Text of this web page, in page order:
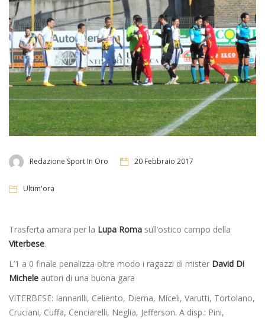
Redazione Sport In Oro 20 Febbraio 2017
Ultim'ora
Trasferta amara per la Lupa Roma sull’ostico campo della
Viterbese.
L’1 a 0 finale penalizza oltre modo i ragazzi di mister David Di
Michele autori di una buona gara
VITERBESE: Iannarilli, Celiento, Dierna, Miceli, Varutti, Tortolano,
Cruciani, Cuffa, Cenciarelli, Neglia, Jefferson. A disp.: Pini,